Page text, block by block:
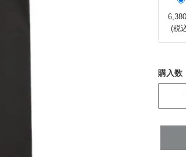
(税
購入数